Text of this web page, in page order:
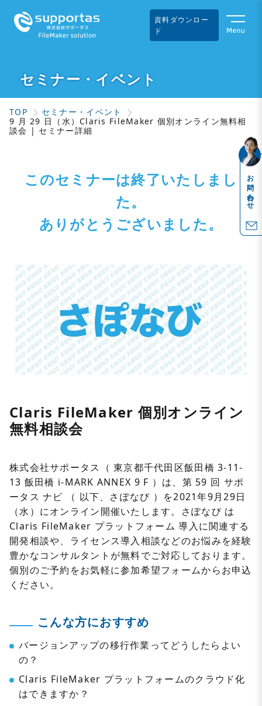
資料ダウンロー
ド
お問い合わせ
セミナー・イベント
TOP
セミナー・イベント
9 月 29 日（水）Claris FileMaker 個別オンライン無料相
談会 | セミナー詳細
このセミナーは終了いたしまし
た。
ありがとうございました。
Claris FileMaker 個別オンライン
無料相談会
株式会社サポータス（ 東京都千代田区飯田橋 3-11-
13 飯田橋 i-MARK ANNEX 9 F ）は、第 59 回 サポ
ータス ナビ （ 以下、さぽなび ）を2021年9月29日
（水）にオンライン開催いたします。さぽなび は
Claris FileMaker プラットフォーム 導入に関連する
開発相談や、ライセンス導入相談などのお悩みを経験
豊かなコンサルタントが無料でご対応しております。
個別のご予約をお気軽に参加希望フォームからお申込
ください。
こんな方におすすめ
バージョンアップの移行作業ってどうしたらよい
の？
Claris FileMaker プラットフォームのクラウド化
はできますか？